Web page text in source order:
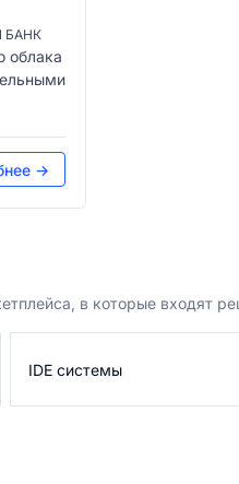
БАНК
облака
→
в которые входят
IDE системы